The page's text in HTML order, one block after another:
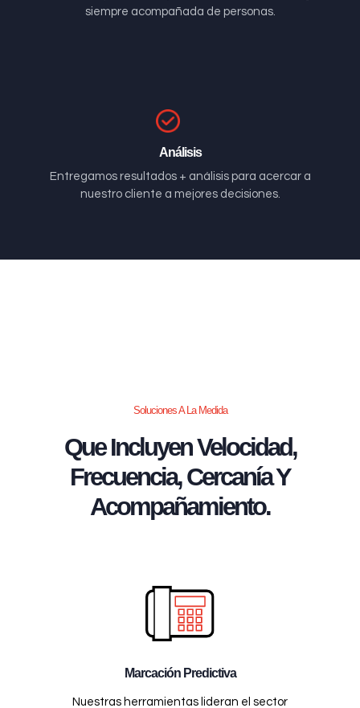
siempre acompañada de personas.
Análisis
Entregamos resultados + análisis para acercar a
nuestro cliente a mejores decisiones.
Soluciones A La Medida
Que Incluyen Velocidad,
Frecuencia, Cercanía Y
Acompañamiento.
Marcación Predictiva
Nuestras herramientas lideran el sector